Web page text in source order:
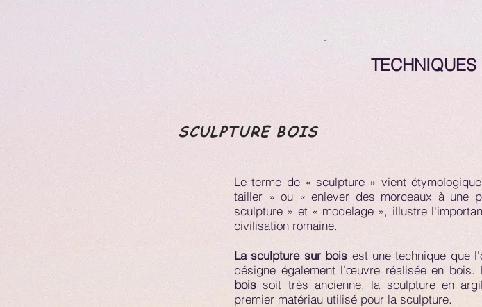
TECHNIQUES
SCULPTURE BOIS
Le terme de « sculpture » vient
tailler » ou « enlever des morceaux à une
sculpture » et « modelage », illustre
civilisation romaine.
La sculpture sur boisest une technique que
désigne également l’œuvre réalisée en
bois soit très ancienne, la sculpture en
premier matériau utilisé pour la sculpture.